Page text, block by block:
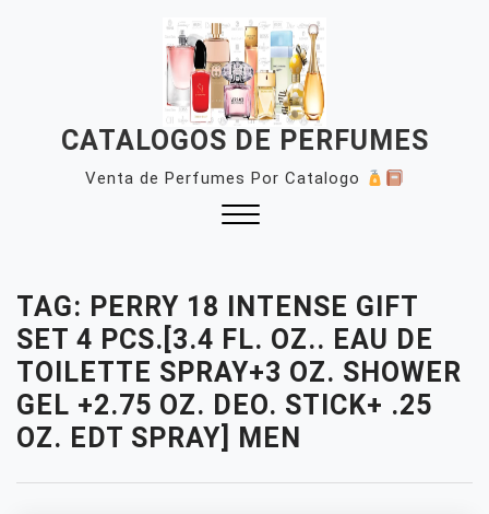
CATALOGOS DE PERFUMES
Venta de Perfumes Por Catalogo
TAG: PERRY 18 INTENSE GIFT
SET 4 PCS.[3.4 FL. OZ.. EAU DE
TOILETTE SPRAY+3 OZ. SHOWER
GEL +2.75 OZ. DEO. STICK+ .25
OZ. EDT SPRAY] MEN